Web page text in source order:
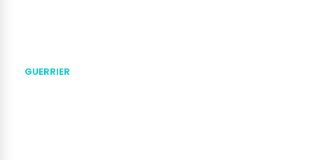
GUERRIER